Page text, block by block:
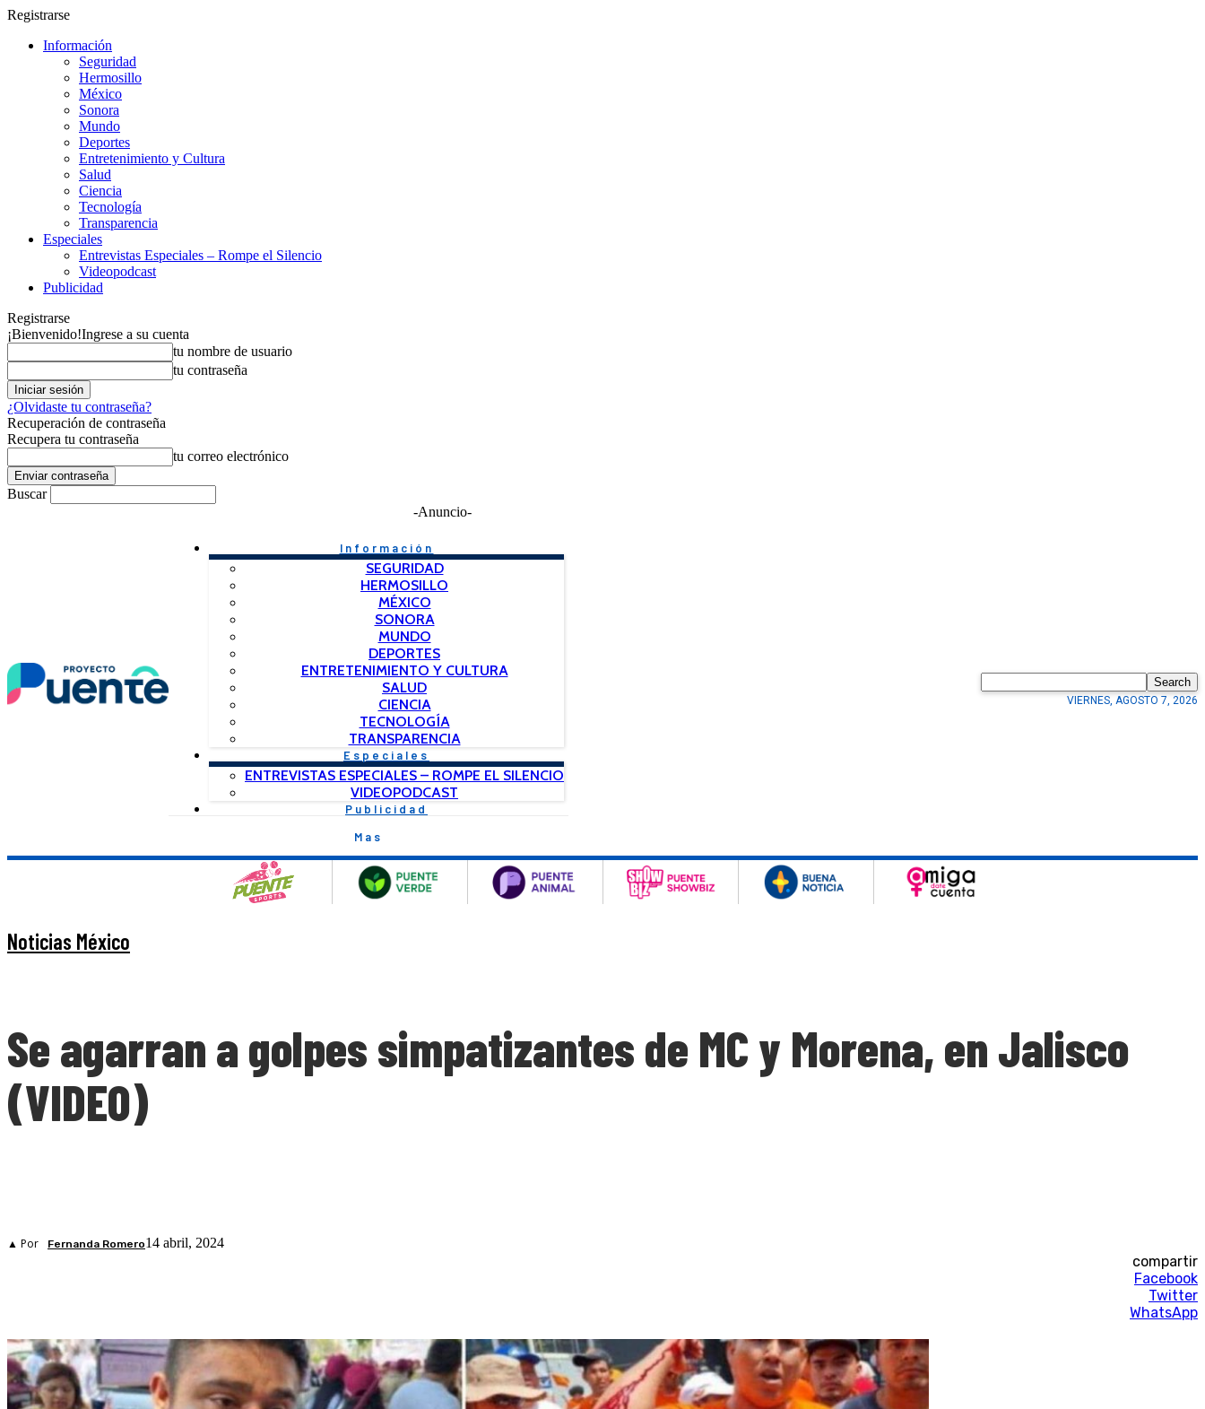
Registrarse
Información
Seguridad
Hermosillo
México
Sonora
Mundo
Deportes
Entretenimiento y Cultura
Salud
Ciencia
Tecnología
Transparencia
Especiales
Entrevistas Especiales – Rompe el Silencio
Videopodcast
Publicidad
Registrarse
¡Bienvenido!Ingrese a su cuenta
tu nombre de usuario
tu contraseña
¿Olvidaste tu contraseña?
Recuperación de contraseña
Recupera tu contraseña
tu correo electrónico
Buscar
-Anuncio-
Información
SEGURIDAD
HERMOSILLO
MÉXICO
SONORA
MUNDO
DEPORTES
ENTRETENIMIENTO Y CULTURA
SALUD
CIENCIA
TECNOLOGÍA
TRANSPARENCIA
Especiales
ENTREVISTAS ESPECIALES – ROMPE EL SILENCIO
VIDEOPODCAST
Publicidad
Mas
Search
VIERNES, AGOSTO 7, 2026
Noticias México
Se agarran a golpes simpatizantes de MC y Morena, en Jalisco
(VIDEO)
▲ Por Fernanda Romero14 abril, 2024
compartir
Facebook
Twitter
WhatsApp